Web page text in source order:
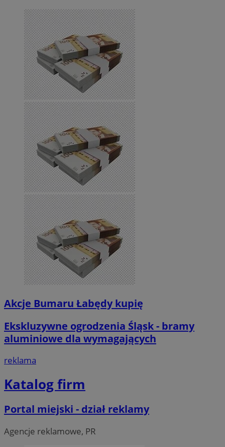
Akcje Bumaru Łabędy kupię
Ekskluzywne ogrodzenia Śląsk - bramy
aluminiowe dla wymagających
reklama
Katalog firm
Portal miejski - dział reklamy
Agencje reklamowe, PR